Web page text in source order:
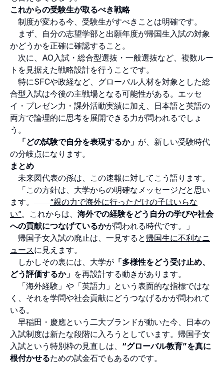
これからの受験生が取るべき戦略
制度が変わる今、受験生がすべきことは明確です。
まず、自分の志望学部と出願年度が帰国生入試の対象
かどうかを正確に確認すること。
次に、AO入試・総合型選抜・一般選抜など、複数ルー
トを見据えた戦略設計を行うことです。
特にSFCや政経など、グローバル人材を対象とした総
合型入試は今後の主戦場となる可能性がある。エッセ
イ・プレゼン力・課外活動実績に加え、日本語と英語の
両方で論理的に思考を展開できる力が問われるでしょ
う。
「どの試験で自分を表現するか」 が、新しい受験時代
の分岐点になります。
まとめ
未来図代表の孫は、この速報に対してこう語ります。
「この方針は、大学からの明確なメッセージだと思い
ます。――“親の力で海外に行っただけの子はいらな
い”。これからは、 海外での経験をどう自分の学びや社会
への貢献につなげているかが問われる時代です。」
帰国子女入試の廃止は、一見すると 帰国生に不利なニ
ュースに見えます。
しかしその裏には、大学が 「多様性をどう受け止め、
どう評価するか」 を再設計する動きがあります。
「海外経験」や「英語力」という表面的な指標ではな
く、それを学問や社会貢献にどうつなげるかが問われて
いる。
早稲田・慶應という二大ブランドが動いた今、日本の
入試制度は新たな段階に入ろうとしています。帰国子女
入試という特別枠の見直しは、 “グローバル教育”を真に
根付かせるための試金石でもあるのです。